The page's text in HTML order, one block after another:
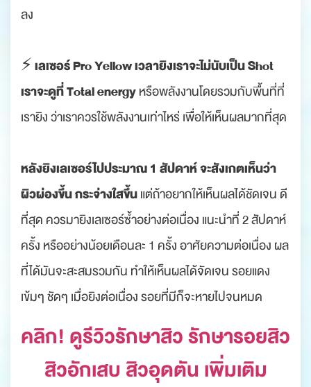
ลง
⚡️ เลเซอร์ Pro Yellow เวลายิงเราจะไม่นับเป็น Shot
เราจะดูที่ Total energyหรือพลังงานโดยรวมกับพื้นที่ที่
เรายิง ว่าเราควรใช้พลังงานเท่าไหร่ เพื่อให้เห็นผลมากที่สุด
หลังยิงเลเซอร์ไปประมาณ 1 สัปดาห์ จะสังเกตเห็นว่า
ผิวผ่องขึ้น กระจ่างใสขึ้นแต่ถ้าอยากให้เห็นผลได้ชัดเจน ดี
ที่สุด ควรมายิงเลเซอร์ซ้ำอย่างต่อเนื่อง แนะนำที่ 2 สัปดาห์
ครั้ง หรืออย่างน้อยเดือนละ 1 ครั้ง อาศัยความต่อเนื่อง ผล
ที่ได้มันจะสะสมรวมกัน ทำให้เห็นผลได้จัดเจน รอยแดง
เข้มๆ ชัดๆ เมื่อยิงต่อเนื่อง รอยที่มีก็จะหายไปจนหมด
คลิก! ดูรีวิวรักษาสิว รักษารอยสิว
สิวอักเสบ สิวอุดตัน เพิ่มเติม